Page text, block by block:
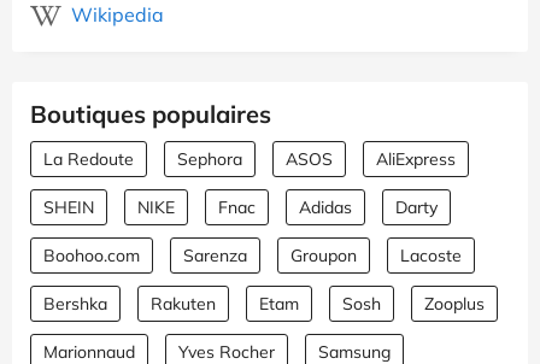
Wikipedia
Boutiques populaires
La Redoute Sephora ASOS AliExpress
SHEIN NIKE Fnac Adidas Darty
Boohoo.com Sarenza Groupon Lacoste
Bershka Rakuten Etam Sosh Zooplus
Marionnaud Yves Rocher Samsung